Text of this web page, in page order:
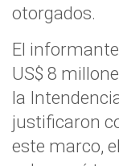
otorgados.
El
US$ 8
la
justificaron
este marco,